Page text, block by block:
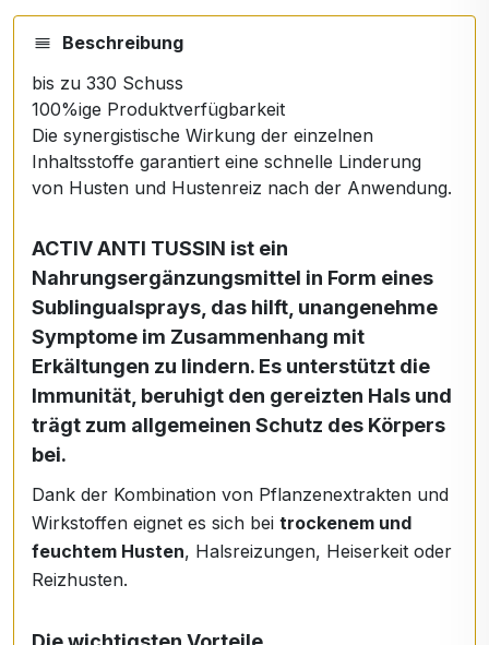
Beschreibung
bis zu 330 Schuss
100%ige Produktverfügbarkeit
Die synergistische Wirkung der einzelnen
Inhaltsstoffe garantiert eine schnelle Linderung
von Husten und Hustenreiz nach der Anwendung.
ACTIV ANTI TUSSIN ist ein
Nahrungsergänzungsmittel in Form eines
Sublingualsprays , das hilft, unangenehme
Symptome im Zusammenhang mit
Erkältungen zu lindern. Es unterstützt die
Immunität, beruhigt den gereizten Hals und
trägt zum allgemeinen Schutz des Körpers
bei.
Dank der Kombination von Pflanzenextrakten und
Wirkstoffen eignet es sich bei trockenem und
feuchtem Husten, Halsreizungen, Heiserkeit oder
Reizhusten.